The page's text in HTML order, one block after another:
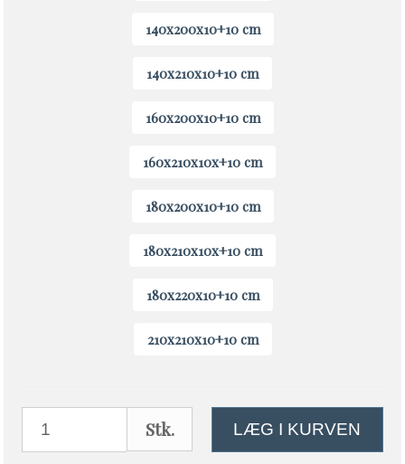
140x200x10+10 cm
140x210x10+10 cm
160x200x10+10 cm
160x210x10x+10 cm
180x200x10+10 cm
180x210x10x+10 cm
180x220x10+10 cm
210x210x10+10 cm
Stk. LÆG I KURVEN